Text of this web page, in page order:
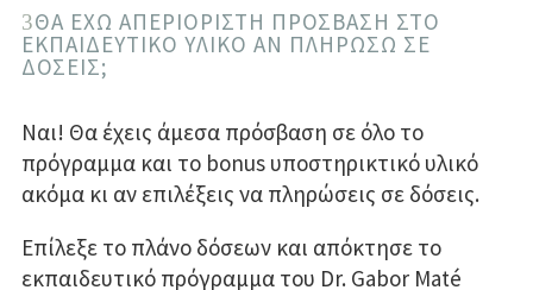
ΘΑ ΕΧΩ ΑΠΕΡΙΟΡΙΣΤΗ ΠΡΟΣΒΑΣΗ ΣΤΟ
ΕΚΠΑΙΔΕΥΤΙΚΟ ΥΛΙΚΟ ΑΝ ΠΛΗΡΩΣΩ ΣΕ
ΔΟΣΕΙΣ;
Ναι! Θα έχεις άμεσα πρόσβαση σε όλο το
πρόγραμμα και το bonus υποστηρικτικό υλικό
ακόμα κι αν επιλέξεις να πληρώσεις σε δόσεις.
Επίλεξε το πλάνο δόσεων και απόκτησε το
εκπαιδευτικό πρόγραμμα του Dr. Gabor Maté